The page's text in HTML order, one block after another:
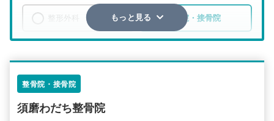
整骨院・接骨院
詳細条件で絞り込む
もっと見る
整骨院・接骨院
須磨わだち整骨院